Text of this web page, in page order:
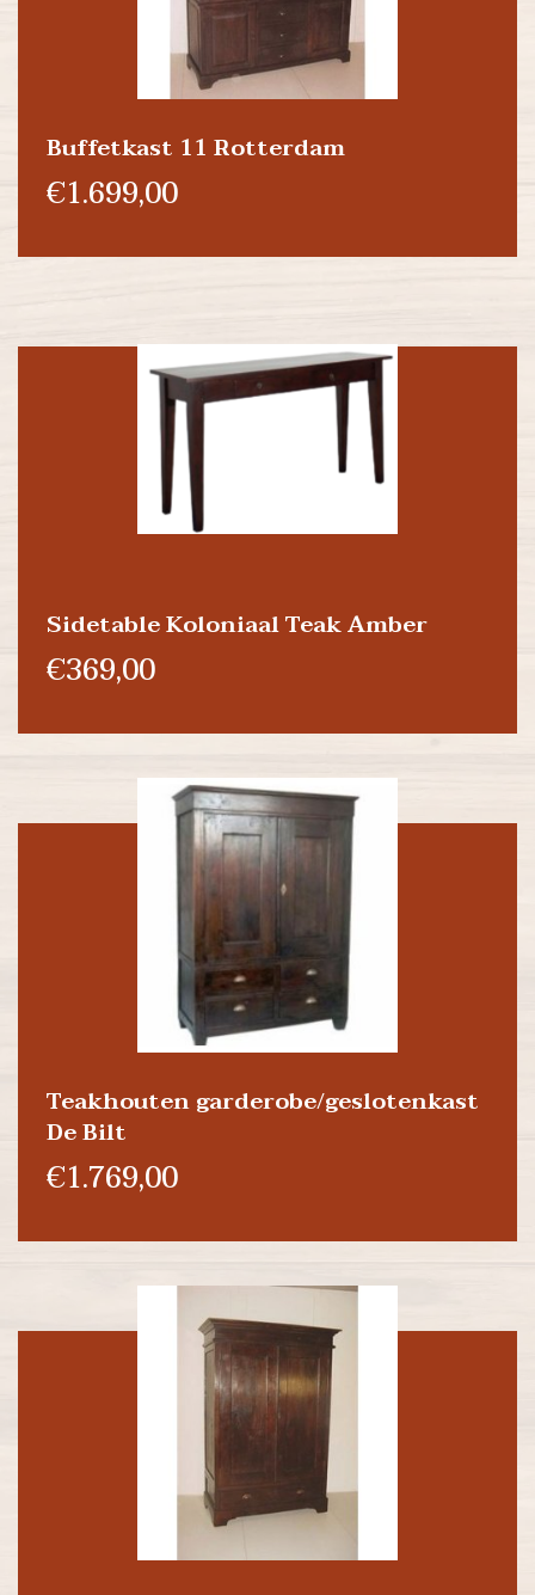
Buffetkast 11 Rotterdam
€1.699,00
Sidetable Koloniaal Teak Amber
€369,00
Teakhouten garderobe/geslotenkast
De Bilt
€1.769,00